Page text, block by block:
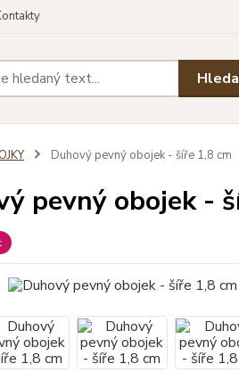
Duhový pevný obojek - šíře 1,8 cm
pevný obojek -